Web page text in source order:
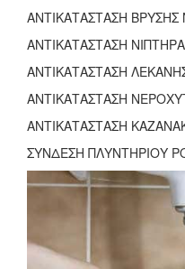
ΑΝΤΙΚΑΤΑΣΤΑΣΗ ΒΡΥΣΗΣ
ΑΝΤΙΚΑΤΑΣΤΑΣΗ ΝΙΠΤΗΡΑ
ΑΝΤΙΚΑΤΑΣΤΑΣΗ
ΑΝΤΙΚΑΤΑΣΤΑΣΗ
ΑΝΤΙΚΑΤΑΣΤΑΣΗ
ΣΥΝΔΕΣΗ ΠΛΥΝΤΗΡΙΟΥ